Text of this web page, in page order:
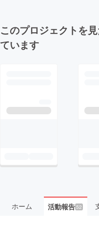
このプロジェクトを
ています
ホーム 活動報告52